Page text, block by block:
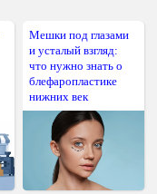
Мешки под глазами
и усталый взгляд:
что нужно знать о
блефаропластике
нижних век